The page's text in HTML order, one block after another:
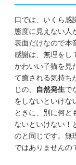
口では、いくら感
態度に見えない人
表面だけなので本
感謝は、無理をし
かわいい子猫を見
て癒される気持ち
じの、
自然発生で
をしないといけな
ときに、別に何と
ないといけない！
のと同じです。無
ではありませんの